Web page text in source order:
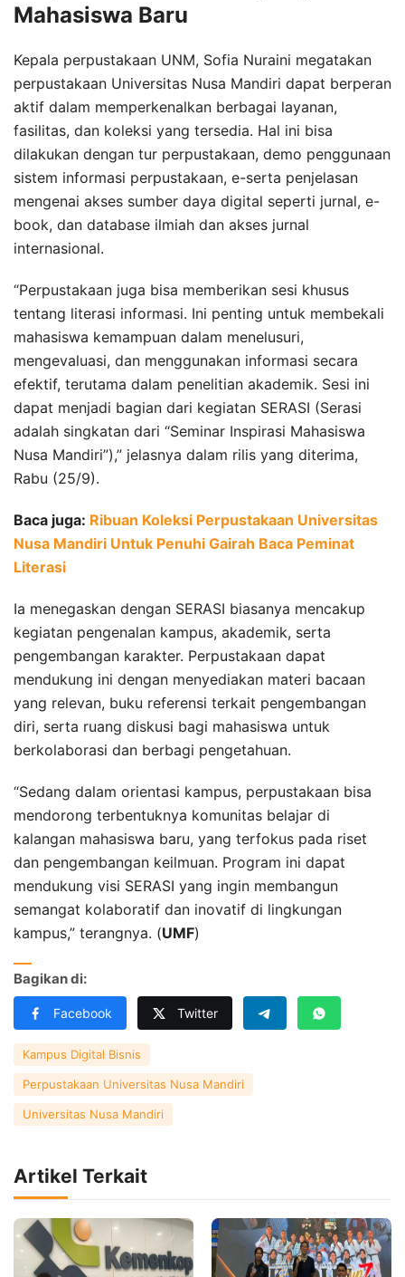
Mahasiswa Baru
Kepala perpustakaan UNM, Sofia Nuraini megatakan
perpustakaan Universitas Nusa Mandiri dapat berperan
aktif dalam memperkenalkan berbagai layanan,
fasilitas, dan koleksi yang tersedia. Hal ini bisa
dilakukan dengan tur perpustakaan, demo penggunaan
sistem informasi perpustakaan, e-serta penjelasan
mengenai akses sumber daya digital seperti jurnal, e-
book, dan database ilmiah dan akses jurnal
internasional.
“Perpustakaan juga bisa memberikan sesi khusus
tentang literasi informasi. Ini penting untuk membekali
mahasiswa kemampuan dalam menelusuri,
mengevaluasi, dan menggunakan informasi secara
efektif, terutama dalam penelitian akademik. Sesi ini
dapat menjadi bagian dari kegiatan SERASI (Serasi
adalah singkatan dari “Seminar Inspirasi Mahasiswa
Nusa Mandiri”),” jelasnya dalam rilis yang diterima,
Rabu (25/9).
Baca juga: Ribuan Koleksi Perpustakaan Universitas
Nusa Mandiri Untuk Penuhi Gairah Baca Peminat
Literasi
Ia menegaskan dengan SERASI biasanya mencakup
kegiatan pengenalan kampus, akademik, serta
pengembangan karakter. Perpustakaan dapat
mendukung ini dengan menyediakan materi bacaan
yang relevan, buku referensi terkait pengembangan
diri, serta ruang diskusi bagi mahasiswa untuk
berkolaborasi dan berbagi pengetahuan.
“Sedang dalam orientasi kampus, perpustakaan bisa
mendorong terbentuknya komunitas belajar di
kalangan mahasiswa baru, yang terfokus pada riset
dan pengembangan keilmuan. Program ini dapat
mendukung visi SERASI yang ingin membangun
semangat kolaboratif dan inovatif di lingkungan
kampus,” terangnya. (UMF)
Bagikan di:
Facebook Twitter
Kampus Digital Bisnis
Perpustakaan Universitas Nusa Mandiri
Universitas Nusa Mandiri
Artikel Terkait